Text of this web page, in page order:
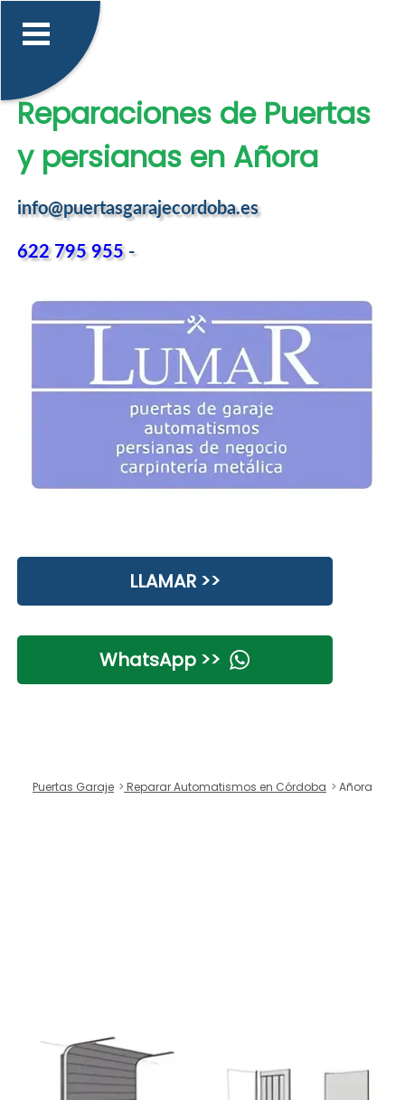
Reparaciones de Puertas
y persianas en Añora
info@puertasgarajecordoba.es
622 795 955-
LLAMAR >>
WhatsApp >>
Puertas Garaje Reparar Automatismos en Córdoba Añora